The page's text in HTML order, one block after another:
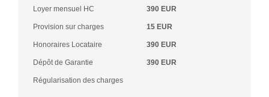
Loyer mensuel HC 390 EUR
Provision sur charges 15 EUR
Honoraires Locataire 390 EUR
Dépôt de Garantie 390 EUR
Régularisation des charges